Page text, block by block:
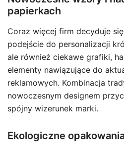
papierkach
Coraz więcej firm decyduje
podejście do personalizacji
ale również ciekawe grafiki,
elementy nawiązujące do
reklamowych. Kombinacja
nowoczesnym designem
spójny wizerunek marki.
Ekologiczne